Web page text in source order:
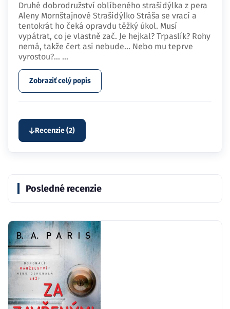
Druhé dobrodružství oblíbeného strašidýlka z pera
Aleny Mornštajnové Strašidýlko Stráša se vrací a
tentokrát ho čeká opravdu těžký úkol. Musí
vypátrat, co je vlastně zač. Je hejkal? Trpaslík? Rohy
nemá, takže čert asi nebude... Nebo mu teprve
vyrostou?… ...
Zobraziť celý popis
Recenzie (2)
Posledné recenzie